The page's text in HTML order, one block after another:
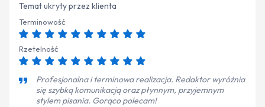
Temat ukryty przez klienta
Terminowość
Rzetelność
Profesjonalna i terminowa realizacja. Redaktor wyróżnia
się szybką komunikacją oraz płynnym, przyjemnym
stylem pisania. Gorąco polecam!